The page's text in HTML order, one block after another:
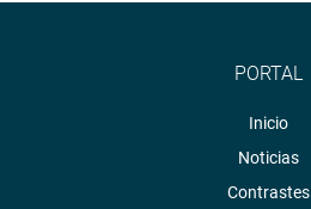
PORTAL
Inicio
Noticias
Contrastes